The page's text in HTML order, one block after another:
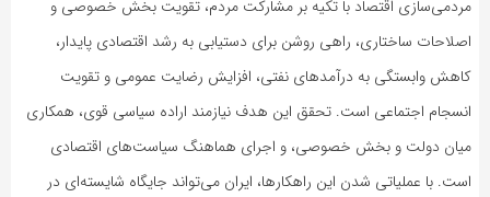
مردمی‌سازی اقتصاد با تکیه بر مشارکت مردم، تقویت بخش خصوصی و
اصلاحات ساختاری، راهی روشن برای دستیابی به رشد اقتصادی پایدار،
کاهش وابستگی به درآمدهای نفتی، افزایش رضایت عمومی و تقویت
انسجام اجتماعی است. تحقق این هدف نیازمند اراده سیاسی قوی، همکاری
میان دولت و بخش خصوصی، و اجرای هماهنگ سیاست‌های اقتصادی
است. با عملیاتی شدن این راهکارها، ایران می‌تواند جایگاه شایسته‌ای در